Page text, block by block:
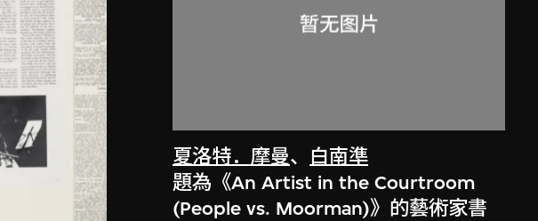
夏洛特．摩曼、 白南準
題為《An Artist in the Courtroom
(People vs. Moorman)》的藝術家書